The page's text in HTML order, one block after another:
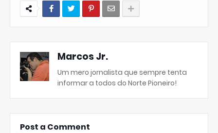
Marcos Jr.
Um mero jornalista que sempre tenta
informar a todos do Norte Pioneiro!
Post a Comment